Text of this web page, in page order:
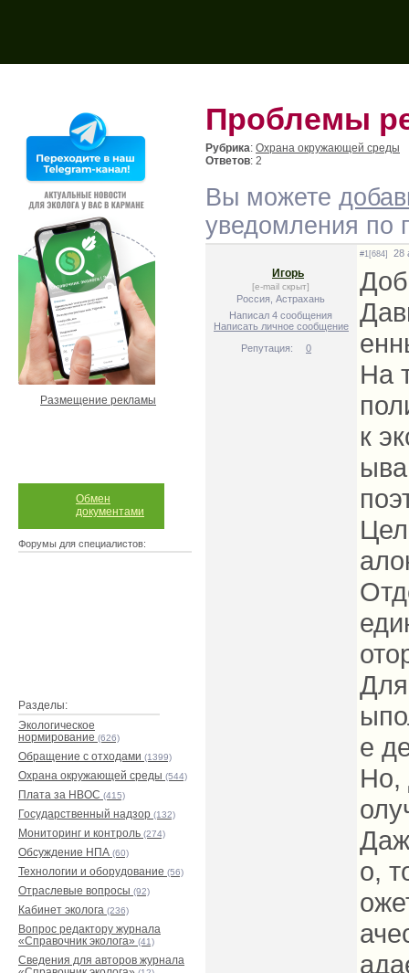
Размещение рекламы
Обмен
документами
Форумы для специалистов:
Разделы:
Экологическое
нормирование (626)
Обращение с отходами (1399)
Охрана окружающей среды (544)
Плата за НВОС (415)
Государственный надзор (132)
Мониторинг и контроль (274)
Обсуждение НПА (60)
Технологии и оборудование (56)
Отраслевые вопросы (92)
Кабинет эколога (236)
Вопрос редактору журнала
«Справочник эколога» (41)
Сведения для авторов журнала
Проблемы
Рубрика: Охрана окружающей среды
Ответов: 2
Вы можете
уведомления по
Игорь
[e-mail скрыт]
Россия, Астрахань
Написал 4 сообщения
Написать личное сообщение
Репутация:
0
#1[684] 28
На
к
е
Но,
о,